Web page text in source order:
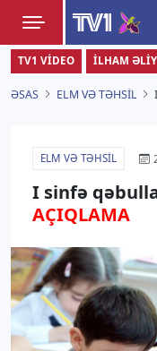
TV1
TV1 VIDEO İLHAM
ƏSAS ELM VƏ TƏHSIL
ELM VƏ TƏHSIL
I sinfə
AÇIQLAMA